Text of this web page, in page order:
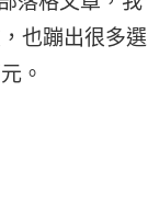
也蹦出很多選
。